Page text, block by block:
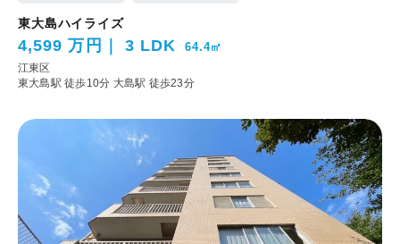
東大島ハイライズ
4,599 万円 3 LDK 64.4㎡
江東区
東大島駅 徒歩10分 大島駅 徒歩23分